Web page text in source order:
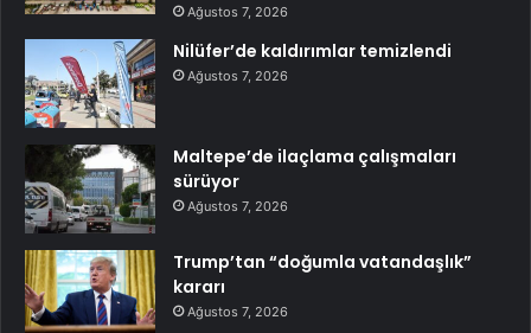
Ağustos 7, 2026
Nilüfer’de kaldırımlar temizlendi
Ağustos 7, 2026
Maltepe’de ilaçlama çalışmaları
sürüyor
Ağustos 7, 2026
Trump’tan “doğumla vatandaşlık”
kararı
Ağustos 7, 2026